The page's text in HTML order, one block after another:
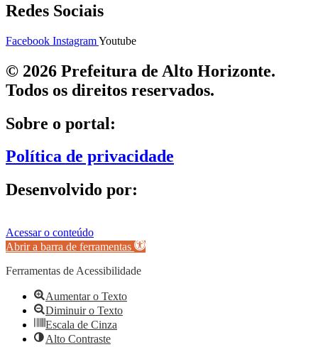
Redes Sociais
Facebook InstagramYoutube
© 2026 Prefeitura de Alto Horizonte.
Todos os direitos reservados.
Sobre o portal:
Política de privacidade
Desenvolvido por:
Acessar o conteúdo
Abrir a barra de ferramentas
Ferramentas de Acessibilidade
Aumentar o Texto
Diminuir o Texto
Escala de Cinza
Alto Contraste